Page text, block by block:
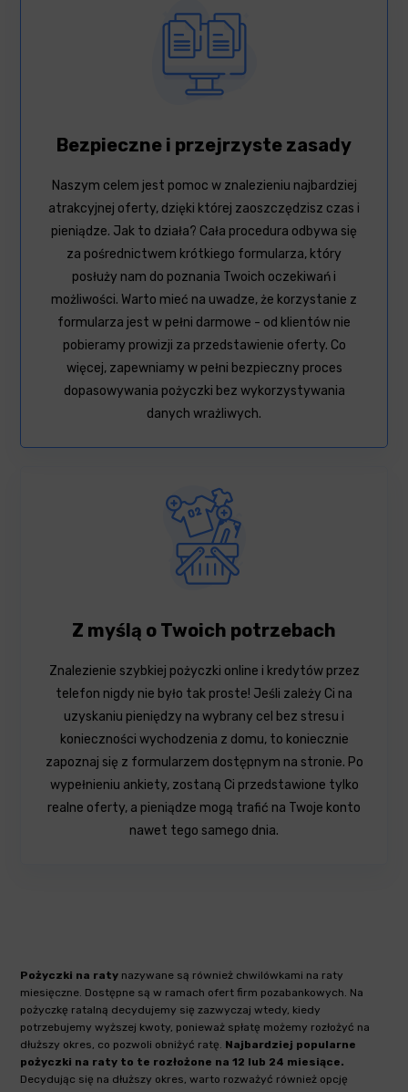
Bezpieczne i przejrzyste zasady
Naszym celem jest pomoc w znalezieniu najbardziej
atrakcyjnej oferty, dzięki której zaoszczędzisz czas i
pieniądze. Jak to działa? Cała procedura odbywa się
za pośrednictwem krótkiego formularza, który
posłuży nam do poznania Twoich oczekiwań i
możliwości. Warto mieć na uwadze, że korzystanie z
formularza jest w pełni darmowe - od klientów nie
pobieramy prowizji za przedstawienie oferty. Co
więcej, zapewniamy w pełni bezpieczny proces
dopasowywania pożyczki bez wykorzystywania
danych wrażliwych.
Z myślą o Twoich potrzebach
Znalezienie szybkiej pożyczki online i kredytów przez
telefon nigdy nie było tak proste! Jeśli zależy Ci na
uzyskaniu pieniędzy na wybrany cel bez stresu i
konieczności wychodzenia z domu, to koniecznie
zapoznaj się z formularzem dostępnym na stronie. Po
wypełnieniu ankiety, zostaną Ci przedstawione tylko
realne oferty, a pieniądze mogą trafić na Twoje konto
nawet tego samego dnia.
Pożyczki na raty nazywane są również chwilówkami na raty
miesięczne. Dostępne są w ramach ofert firm pozabankowych. Na
pożyczkę ratalną decydujemy się zazwyczaj wtedy, kiedy
potrzebujemy wyższej kwoty, ponieważ spłatę możemy rozłożyć na
dłuższy okres, co pozwoli obniżyć ratę. Najbardziej popularne
pożyczki na raty to te rozłożone na 12 lub 24 miesiące.
Decydując się na dłuższy okres, warto rozważyć również opcję